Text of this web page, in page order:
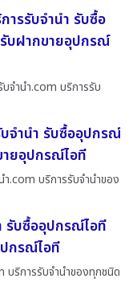
ารรับจำนำ รับซื้อ
บฝากขายอุปกรณ์
จํานํา.com บริการรับ
จำนำ รับซื้ออุปกรณ์
ายอุปกรณ์ไอที
.com บริการรับจำนำของ
รับซื้ออุปกรณ์ไอที
กรณ์ไอที
บริการรับจำนำของทุกชนิด